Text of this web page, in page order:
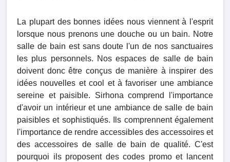
La plupart des bonnes idées nous viennent à l'esprit
lorsque nous prenons une douche ou un bain. Notre
salle de bain est sans doute l'un de nos sanctuaires
les plus personnels. Nos espaces de salle de bain
doivent donc être conçus de manière à inspirer des
idées nouvelles et cool et à favoriser une ambiance
sereine et paisible. Sirhona comprend l'importance
d'avoir un intérieur et une ambiance de salle de bain
paisibles et sophistiqués. Ils comprennent également
l'importance de rendre accessibles des accessoires et
des accessoires de salle de bain de qualité. C'est
pourquoi ils proposent des codes promo et lancent